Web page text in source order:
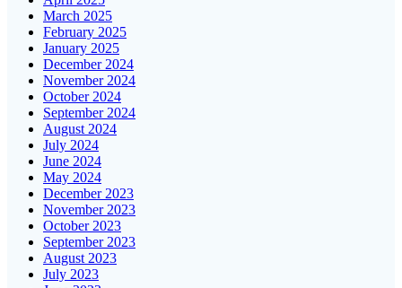
March 2025
February 2025
January 2025
December 2024
November 2024
October 2024
September 2024
August 2024
July 2024
June 2024
May 2024
December 2023
November 2023
October 2023
September 2023
August 2023
July 2023